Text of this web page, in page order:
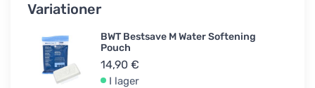
Variationer
BWT Bestsave M Water Softening
Pouch
14,90 €
I lager